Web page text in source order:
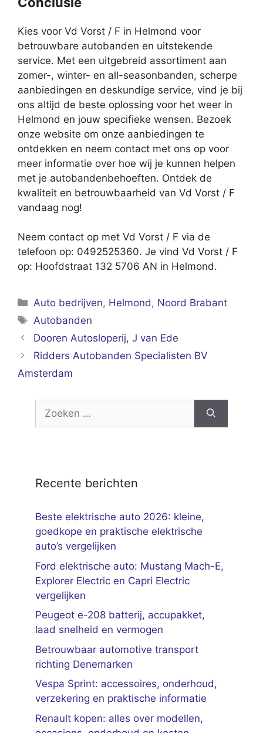
Kies voor Vd Vorst / F in Helmond voor
betrouwbare autobanden en uitstekende
service. Met een uitgebreid assortiment aan
zomer-, winter- en all-seasonbanden, scherpe
aanbiedingen en deskundige service, vind je bij
ons altijd de beste oplossing voor het weer in
Helmond en jouw specifieke wensen. Bezoek
onze website om onze aanbiedingen te
ontdekken en neem contact met ons op voor
meer informatie over hoe wij je kunnen helpen
met je autobandenbehoeften. Ontdek de
kwaliteit en betrouwbaarheid van Vd Vorst / F
vandaag nog!
Neem contact op met Vd Vorst / F via de
telefoon op: 0492525360. Je vind Vd Vorst / F
op: Hoofdstraat 132 5706 AN in Helmond.
Categorieën
Auto bedrijven, Helmond, Noord Brabant
Tags
Autobanden
Dooren Autosloperij, J van Ede
Ridders Autobanden Specialisten BV
Amsterdam
Zoek
Recente berichten
Beste elektrische auto 2026: kleine,
goedkope en praktische elektrische
auto’s vergelijken
Ford elektrische auto: Mustang Mach-E,
Explorer Electric en Capri Electric
vergelijken
Peugeot e-208 batterij, accupakket,
laad snelheid en vermogen
Betrouwbaar automotive transport
richting Denemarken
Vespa Sprint: accessoires, onderhoud,
verzekering en praktische informatie
Renault kopen: alles over modellen,